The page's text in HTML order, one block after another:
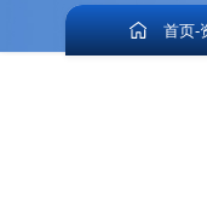
首页-